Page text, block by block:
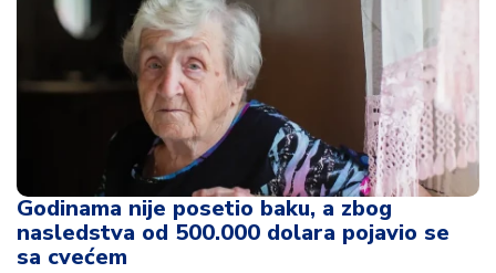
Godinama nije posetio baku, a zbog
nasledstva od 500.000 dolara pojavio se
sa cvećem